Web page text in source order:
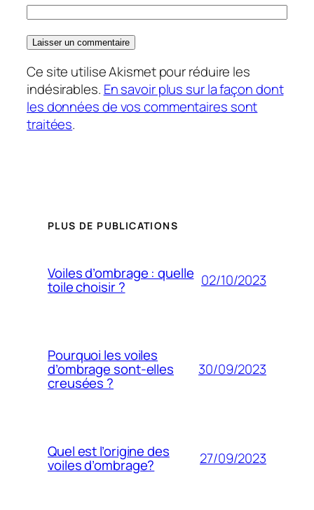
Ce site utilise Akismet pour réduire les
indésirables. En savoir plus sur la façon dont
les données de vos commentaires sont
traitées.
PLUS DE PUBLICATIONS
Voiles d’ombrage : quelle
toile choisir ? 02/10/2023
Pourquoi les voiles
d’ombrage sont-elles
creusées ?
30/09/2023
Quel est l’origine des
voiles d’ombrage? 27/09/2023